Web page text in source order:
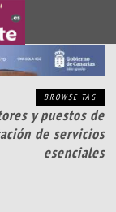
BROWSE TAG
y puestos de
de servicios
esenciales